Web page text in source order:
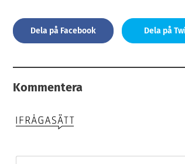
Dela på Facebook Dela på
Kommentera